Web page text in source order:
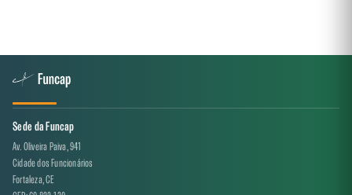
Sede da Funcap
Av. Oliveira Paiva, 941
Cidade dos Funcionários
Fortaleza, CE